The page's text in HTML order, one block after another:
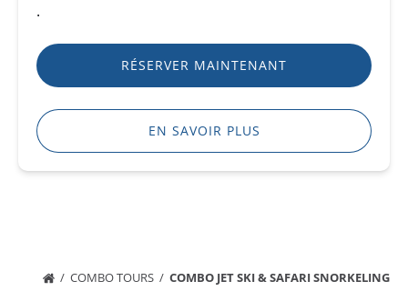
.
RÉSERVER MAINTENANT
EN SAVOIR PLUS
COMBO TOURS
COMBO JET SKI & SAFARI SNORKELING